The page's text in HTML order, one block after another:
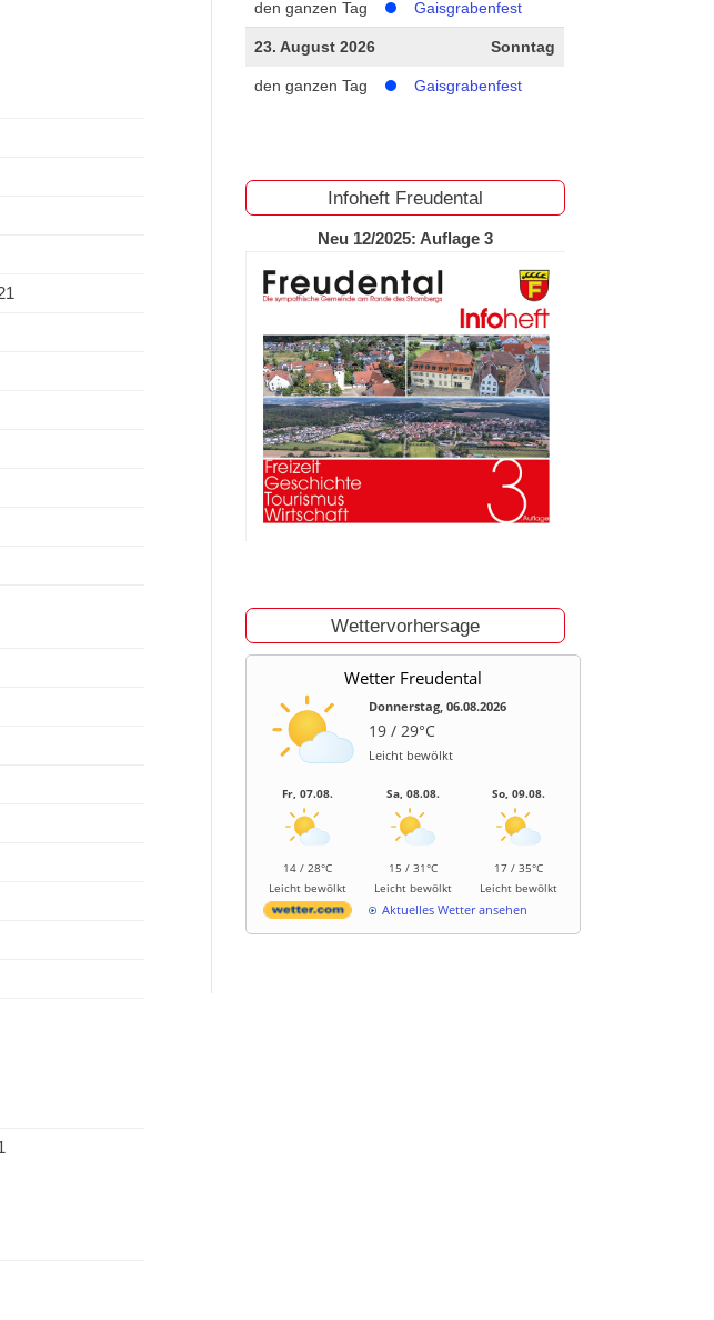
den ganzen Tag Gaisgrabenfest
23. August 2026 Sonntag
den ganzen Tag Gaisgrabenfest
Infoheft Freudental
Neu 12/2025: Auflage 3
Wettervorhersage
Wetter Freudental
Donnerstag, 06.08.2026
19 / 29°C
Leicht bewölkt
Fr, 07.08.
14 / 28°C
Leicht bewölkt
Sa, 08.08.
15 / 31°C
Leicht bewölkt
So, 09.08.
17 / 35°C
Leicht bewölkt
Aktuelles Wetter ansehen